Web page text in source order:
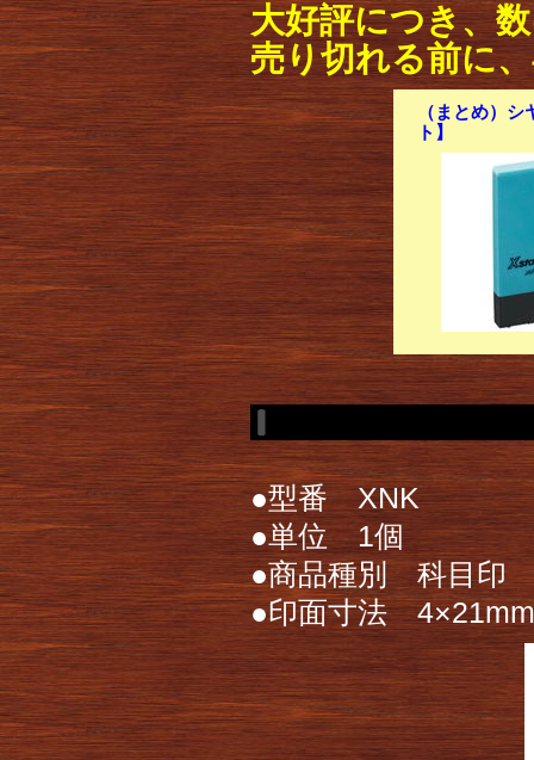
大好評につき、
売り切れる前に
（まとめ）
ト】
●型番 XNK
●単位 1個
●商品種別 科目印
●印面寸法 4×21mm